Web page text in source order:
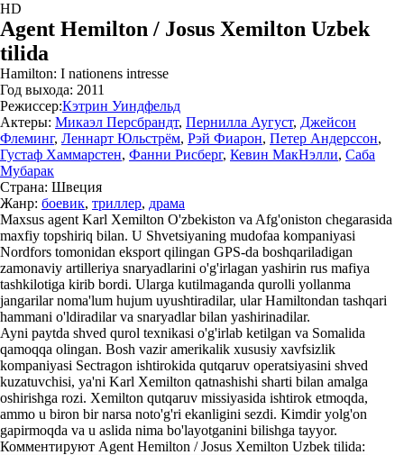
HD
Agent Hemilton / Josus Xemilton Uzbek
tilida
Hamilton: I nationens intresse
Год выхода: 2011
Режиссер:Кэтрин Уиндфельд
Актеры: Микаэл Персбрандт, Пернилла Аугуст, Джейсон
Флеминг, Леннарт Юльстрём, Рэй Фиарон, Петер Андерссон,
Густаф Хаммарстен, Фанни Рисберг, Кевин МакНэлли, Саба
Мубарак
Страна: Швеция
Жанр: боевик, триллер, драма
Maxsus agent Karl Xemilton O'zbekiston va Afg'oniston chegarasida
maxfiy topshiriq bilan. U Shvetsiyaning mudofaa kompaniyasi
Nordfors tomonidan eksport qilingan GPS-da boshqariladigan
zamonaviy artilleriya snaryadlarini o'g'irlagan yashirin rus mafiya
tashkilotiga kirib bordi. Ularga kutilmaganda qurolli yollanma
jangarilar noma'lum hujum uyushtiradilar, ular Hamiltondan tashqari
hammani o'ldiradilar va snaryadlar bilan yashirinadilar.
Ayni paytda shved qurol texnikasi o'g'irlab ketilgan va Somalida
qamoqqa olingan. Bosh vazir amerikalik xususiy xavfsizlik
kompaniyasi Sectragon ishtirokida qutqaruv operatsiyasini shved
kuzatuvchisi, ya'ni Karl Xemilton qatnashishi sharti bilan amalga
oshirishga rozi. Xemilton qutqaruv missiyasida ishtirok etmoqda,
ammo u biron bir narsa noto'g'ri ekanligini sezdi. Kimdir yolg'on
gapirmoqda va u aslida nima bo'layotganini bilishga tayyor.
Комментируют Agent Hemilton / Josus Xemilton Uzbek tilida: